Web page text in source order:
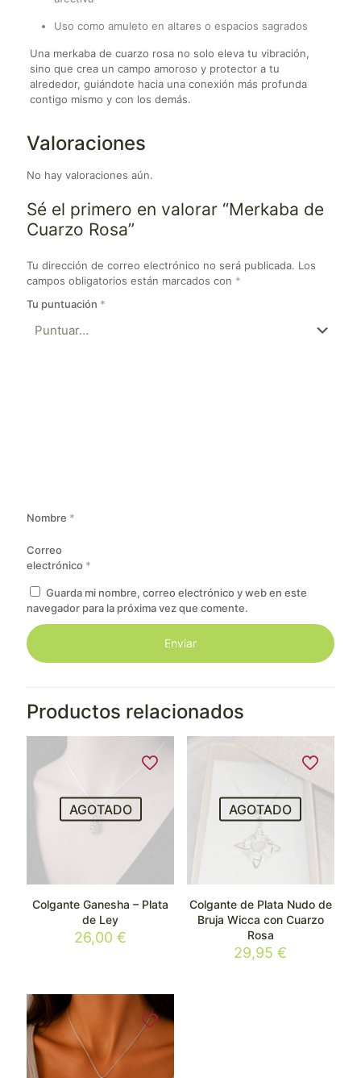
Uso como amuleto en altares o espacios sagrados
Una merkaba de cuarzo rosa no solo eleva tu vibración,
sino que crea un campo amoroso y protector a tu
alrededor, guiándote hacia una conexión más profunda
contigo mismo y con los demás.
Valoraciones
No hay valoraciones aún.
Sé el primero en valorar “Merkaba de
Cuarzo Rosa”
Tu dirección de correo electrónico no será publicada. Los
campos obligatorios están marcados con *
Tu puntuación *
Nombre *
Correo
electrónico *
Guarda mi nombre, correo electrónico y web en este
navegador para la próxima vez que comente.
Productos relacionados
AGOTADO
Colgante Ganesha – Plata
de Ley
26,00€
AGOTADO
Colgante de Plata Nudo de
Bruja Wicca con Cuarzo
Rosa
29,95€